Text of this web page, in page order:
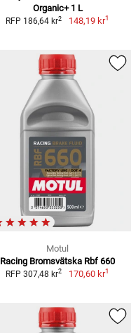
Organic+ 1 L
RFP 186,64 kr2 148,19 kr1
Motul
Racing Bromsvätska Rbf 660
RFP 307,48 kr2 170,60 kr1